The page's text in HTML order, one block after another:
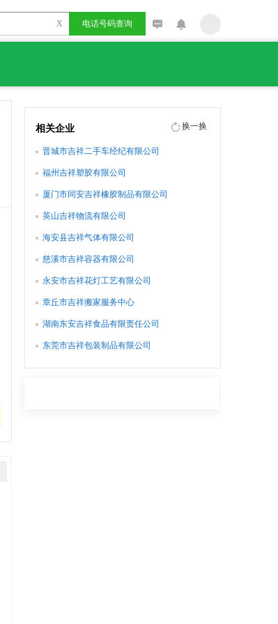
X 电话号码查询
相关企业 换一换
晋城市吉祥二手车经纪有限公司
福州吉祥塑胶有限公司
厦门市同安吉祥橡胶制品有限公司
英山吉祥物流有限公司
海安县吉祥气体有限公司
慈溪市吉祥容器有限公司
永安市吉祥花灯工艺有限公司
章丘市吉祥搬家服务中心
湖南东安吉祥食品有限责任公司
东莞市吉祥包装制品有限公司